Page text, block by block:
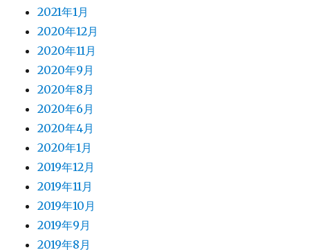
2021年1月
2020年12月
2020年11月
2020年9月
2020年8月
2020年6月
2020年4月
2020年1月
2019年12月
2019年11月
2019年10月
2019年9月
2019年8月